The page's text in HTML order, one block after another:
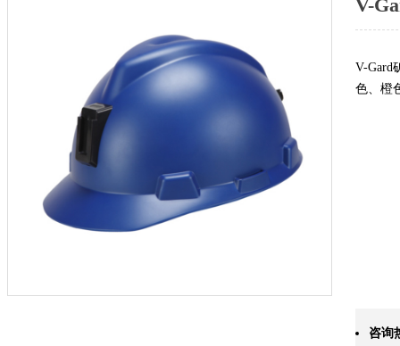
V-
V-Gard
色、橙
咨询